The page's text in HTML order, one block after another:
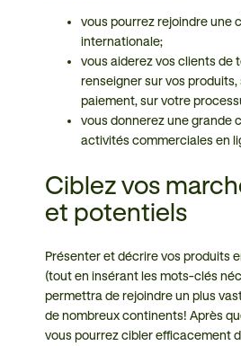
vous pourrez rejoindre une
internationale;
vous aiderez vos clients de
renseigner sur vos
paiement, sur votre
vous donnerez une grande
activités commerciales en
Ciblez vos
et potentiels
Présenter et décrire vos produits
(tout en insérant les mots-clés
permettra de rejoindre un plus
de nombreux continents! Après
vous pourrez cibler efficacement